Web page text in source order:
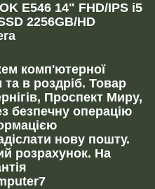
E546 14" FHD/IPS i5
2256GB/HD
комп'ютерної
в роздріб. Товар
Проспект Миру,
безпечну операцію
нову пошту.
розрахунок. На